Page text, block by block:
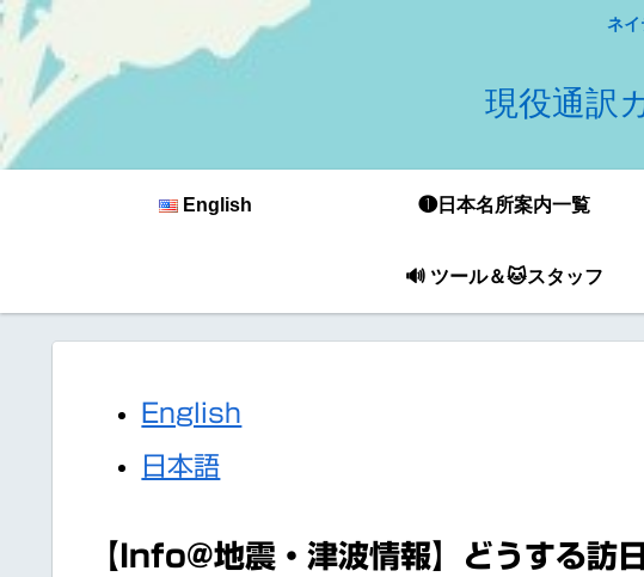
ネ
現役通訳
English ❶日本名所案内一覧
🔊 ツール＆🐱スタッフ
English
日本語
【Info@地震・津波情報】どうする訪